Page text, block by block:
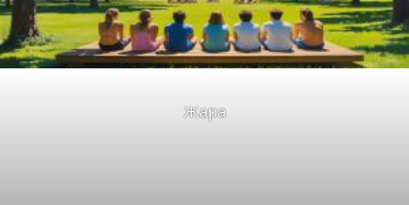
Жара